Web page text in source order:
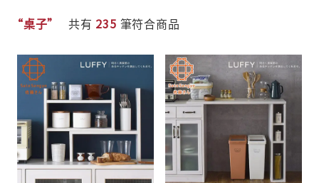
“桌子” 共有 235 筆符合商品